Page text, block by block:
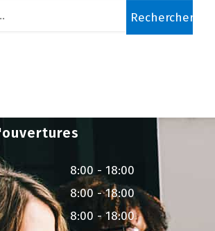
8:00 - 18:00
8:00 - 18:00
8:00 - 18:00